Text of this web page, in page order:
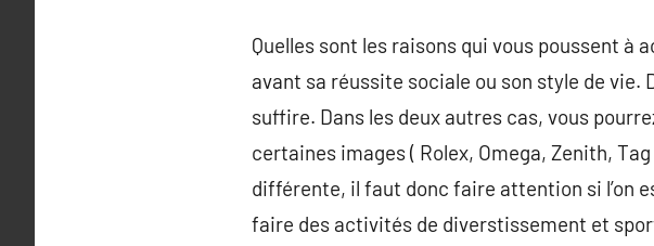
Quelles sont les raisons qui vous poussent à
avant sa réussite sociale ou son style de vie.
suffire. Dans les deux autres cas, vous
certaines images ( Rolex, Omega, Zenith,
différente, il faut donc faire attention si l’on
faire des activités de diverstissement et